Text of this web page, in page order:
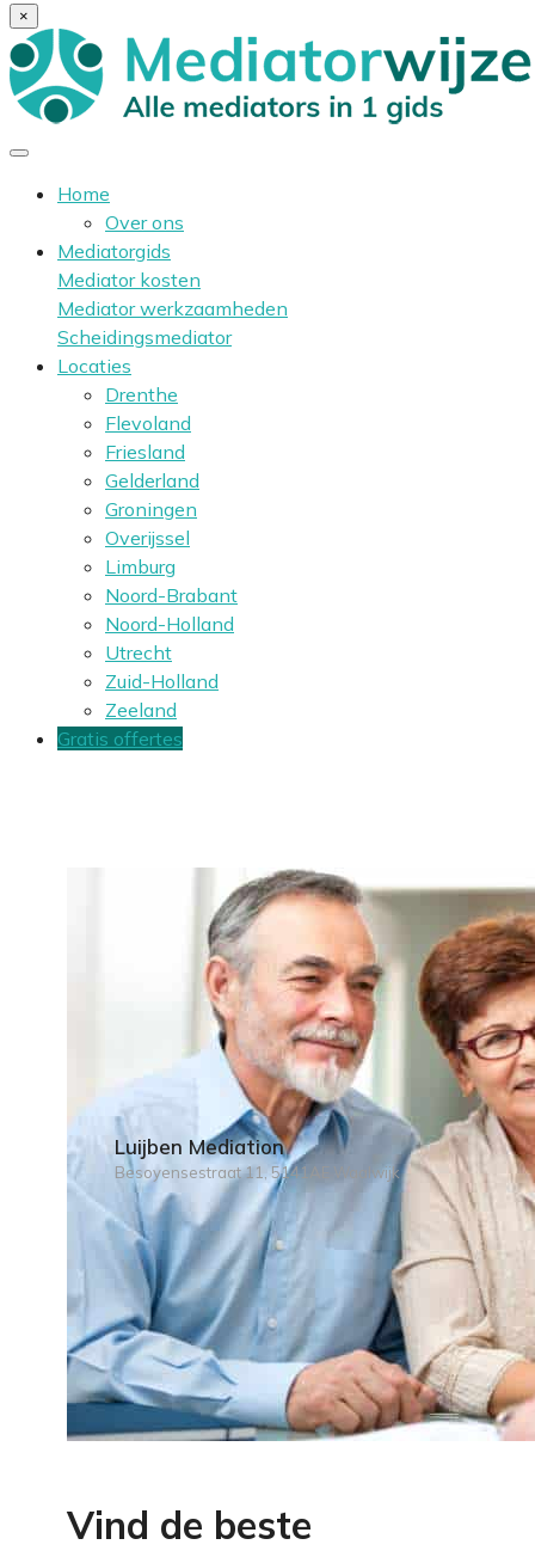
×
Home
Over ons
Mediatorgids
Mediator kosten
Mediator werkzaamheden
Scheidingsmediator
Locaties
Drenthe
Flevoland
Friesland
Gelderland
Groningen
Overijssel
Limburg
Noord-Brabant
Noord-Holland
Utrecht
Zuid-Holland
Zeeland
Gratis offertes
Luijben Mediation
Besoyensestraat 11, 5141AE Waalwijk
Vind de beste